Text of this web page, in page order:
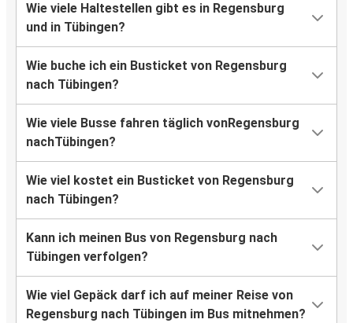
Wie viele Haltestellen gibt es in Regensburg
und in Tübingen?
Wie buche ich ein Busticket von Regensburg
nach Tübingen?
Wie viele Busse fahren täglich vonRegensburg
nachTübingen?
Wie viel kostet ein Busticket von Regensburg
nach Tübingen?
Kann ich meinen Bus von Regensburg nach
Tübingen verfolgen?
Wie viel Gepäck darf ich auf meiner Reise von
Regensburg nach Tübingen im Bus mitnehmen?